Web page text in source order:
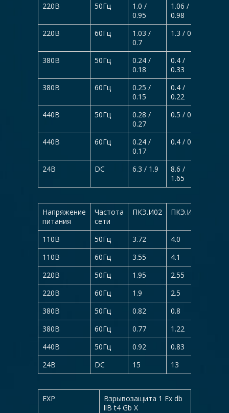
220В 50Гц
1.0 /
0.95
1.06 /
0.98
220В
60Гц
1.03 /
0.7
1.3 / 0.9
380В
50Гц
0.24 /
0.18
0.4 /
0.33
380В
60Гц
0.25 /
0.15
0.4 /
0.22
440В
50Гц
0.28 /
0.27
0.5 / 0.5
440В 60Гц
0.24 /
0.17
0.4 / 0.3
24B
DC 6.3 / 1.9
8.6 /
1.65
Напряжение
питания
Частота
сети
ПКЭ.И02 ПКЭ.И04
110В 50Гц 3.72 4.0
110В
60Гц 3.55 4.1
220В
50Гц 1.95 2.55
220В
60Гц 1.9 2.5
380В
50Гц 0.82 0.8
380В
60Гц 0.77 1.22
440В
50Гц 0.92 0.83
24В
DC 15 13
EXP
Взрывозащита 1 Ex db
llB t4 Gb X